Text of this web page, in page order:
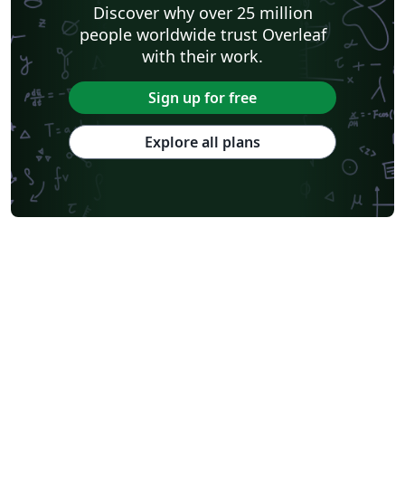
Discover why over 25 million
people worldwide trust Overleaf
with their work.
Sign up for free
Explore all plans